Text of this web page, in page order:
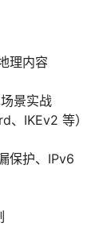
理内容
景实战
、IKEv2 等）
保护、IPv6